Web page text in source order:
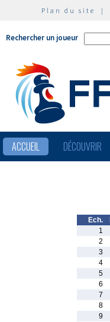
Plan du site |
Rechercher un joueur
ACCUEIL DÉCOUVRIR
Ech.
1
2
3
4
5
6
7
8
9